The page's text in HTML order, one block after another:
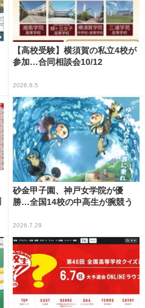
【高校受験】横須賀の私立4校が
参加…合同相談会10/12
2026.8.5
砂金甲子園、神戸女学院が優
勝…全国14校の中高生が腕競う
2026.7.29